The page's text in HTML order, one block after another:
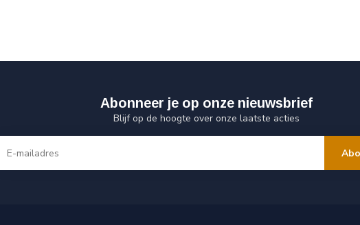
Abonneer je op onze nieuwsbrief
Blijf op de hoogte over onze laatste acties